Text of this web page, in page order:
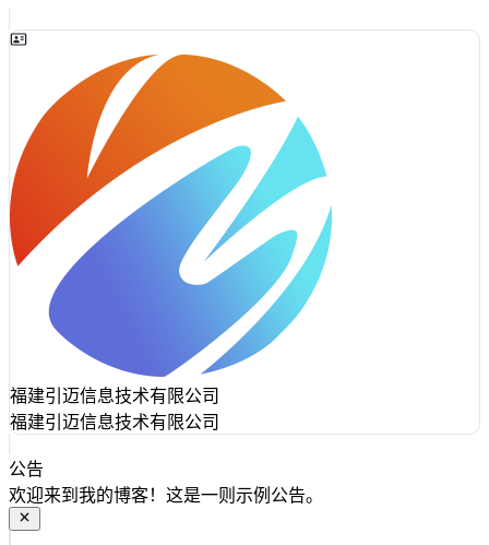
福建引迈信息技术有限公司
福建引迈信息技术有限公司
公告
欢迎来到我的博客！这是一则示例公告。